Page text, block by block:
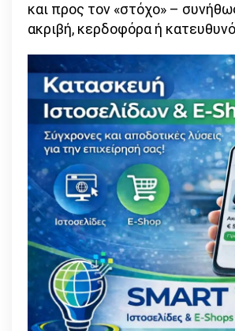
και προς τον «στόχο» –
ακριβή, κερδοφόρα ή